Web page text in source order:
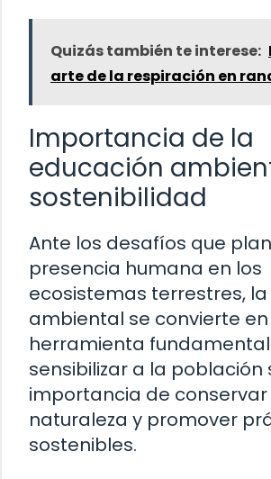
Quizás también te interese:
arte de la respiración en
Importancia de la
educación
sostenibilidad
Ante los desafíos que
presencia humana en los
ecosistemas terrestres,
ambiental se convierte en
herramienta
sensibilizar a la población
importancia de conservar
naturaleza y promover
sostenibles.